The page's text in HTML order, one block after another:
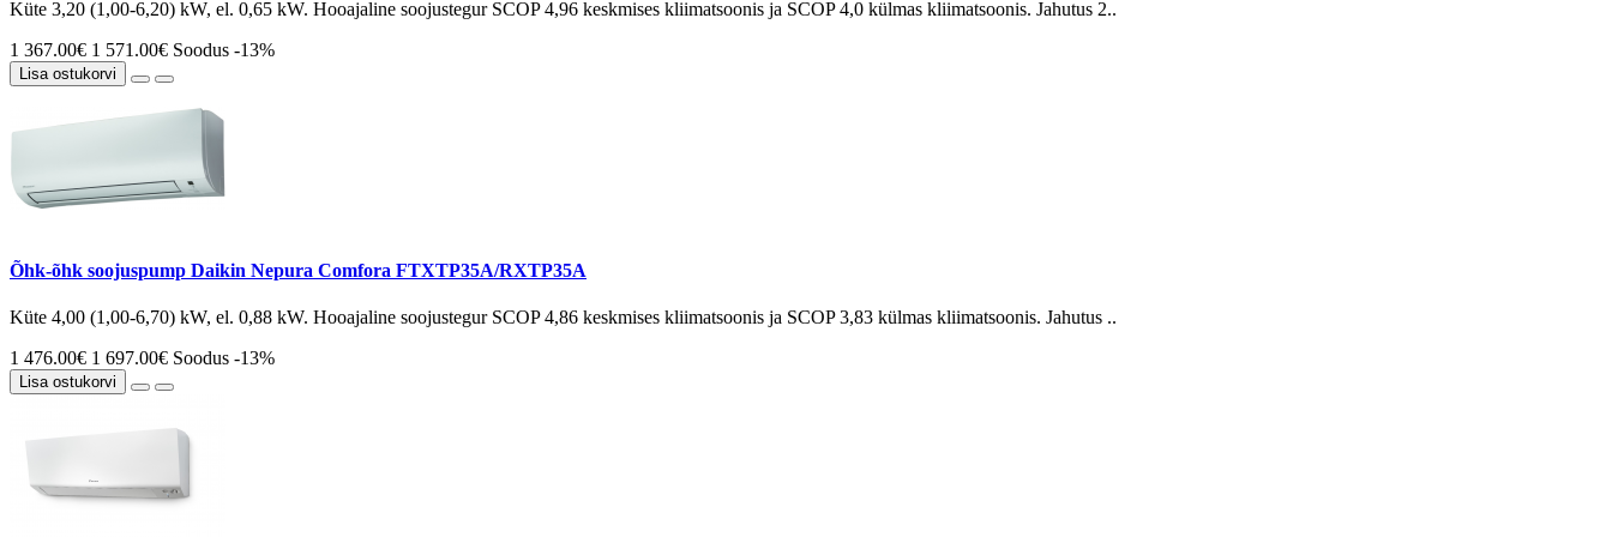
Küte 3,20 (1,00-6,20) kW, el. 0,65 kW. Hooajaline soojustegur SCOP 4,96 keskmises kliimatsoonis ja SCOP 4,0 külmas kliimatsoonis. Jahutus 2..
1 367.00€ 1 571.00€ Soodus -13%
Lisa ostukorvi
Õhk-õhk soojuspump Daikin Nepura Comfora FTXTP35A/RXTP35A
Küte 4,00 (1,00-6,70) kW, el. 0,88 kW. Hooajaline soojustegur SCOP 4,86 keskmises kliimatsoonis ja SCOP 3,83 külmas kliimatsoonis. Jahutus ..
1 476.00€ 1 697.00€ Soodus -13%
Lisa ostukorvi